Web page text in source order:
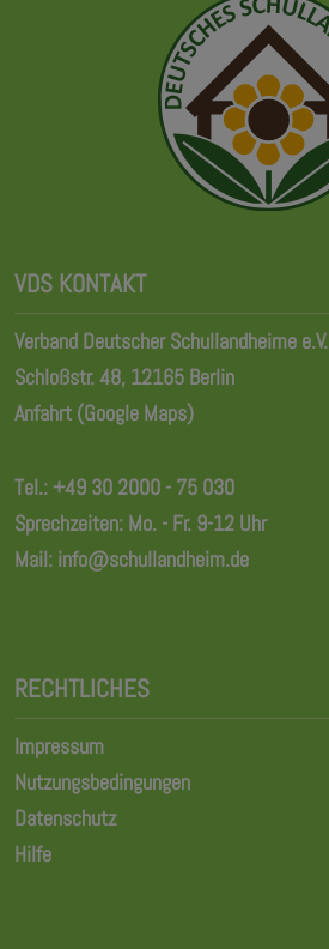
VDS KONTAKT
Verband Deutscher Schullandheime e.V.
Schloßstr. 48, 12165 Berlin
Anfahrt (Google Maps)
Tel.:+49 30 2000 - 75 030
Sprechzeiten: Mo. - Fr. 9-12 Uhr
Mail: info@schullandheim.de
RECHTLICHES
Impressum
Nutzungsbedingungen
Datenschutz
Hilfe